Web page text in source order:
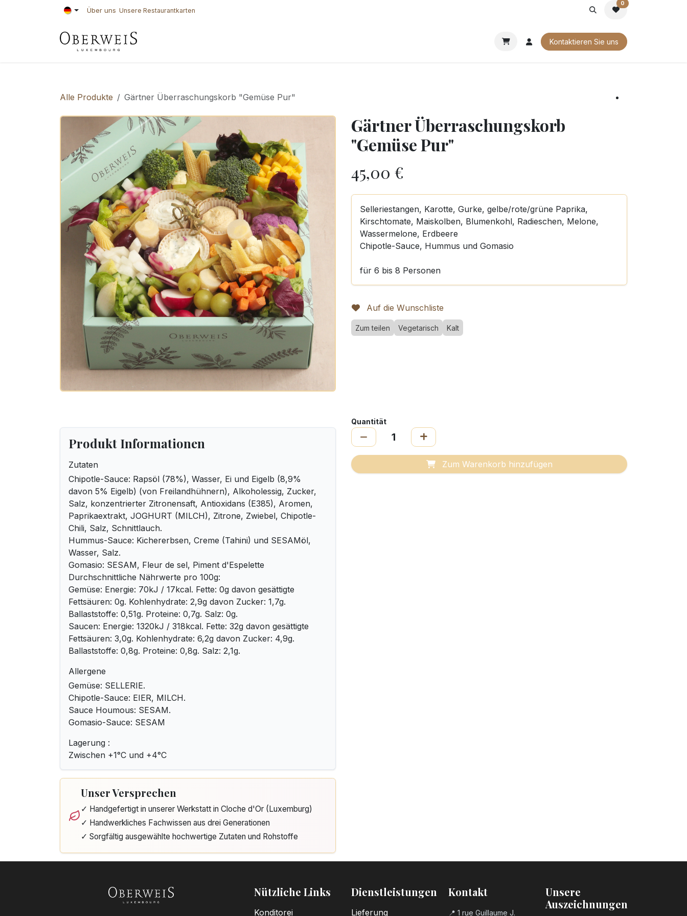
Zum Inhalt springen Über uns Unsere Restaurantkarten
0
FIRMENGESCHENKE UNSERE BROSCHÜREN
Kontaktieren Sie uns
Alle Produkte Gärtner Überraschungskorb "Gemüse Pur"
Gärtner Überraschungskorb
"Gemüse Pur"
45,00 €
Selleriestangen, Karotte, Gurke, gelbe/rote/grüne Paprika,
Kirschtomate, Maiskolben, Blumenkohl, Radieschen, Melone,
Wassermelone, Erdbeere
Chipotle-Sauce, Hummus und Gomasio
für 6 bis 8 Personen
Auf die Wunschliste
Zum teilen Vegetarisch Kalt
Produkt Informationen
Zutaten
Chipotle-Sauce: Rapsöl (78%), Wasser, Ei und Eigelb (8,9%
davon 5% Eigelb) (von Freilandhühnern), Alkoholessig, Zucker,
Salz, konzentrierter Zitronensaft, Antioxidans (E385), Aromen,
Paprikaextrakt, JOGHURT (MILCH), Zitrone, Zwiebel, Chipotle-
Chili, Salz, Schnittlauch.
Hummus-Sauce: Kichererbsen, Creme (Tahini) und SESAMöl,
Wasser, Salz.
Gomasio: SESAM, Fleur de sel, Piment d'Espelette
Durchschnittliche Nährwerte pro 100g:
Gemüse: Energie: 70kJ / 17kcal. Fette: 0g davon gesättigte
Fettsäuren: 0g. Kohlenhydrate: 2,9g davon Zucker: 1,7g.
Ballaststoffe: 0,51g. Proteine: 0,7g. Salz: 0g.
Saucen: Energie: 1320kJ / 318kcal. Fette: 32g davon gesättigte
Fettsäuren: 3,0g. Kohlenhydrate: 6,2g davon Zucker: 4,9g.
Ballaststoffe: 0,8g. Proteine: 0,8g. Salz: 2,1g.
Allergene
Gemüse: SELLERIE.
Chipotle-Sauce: EIER, MILCH.
Sauce Houmous: SESAM.
Gomasio-Sauce: SESAM
Lagerung :
Zwischen +1°C und +4°C
Unser Versprechen
✓ Handgefertigt in unserer Werkstatt in Cloche d'Or (Luxemburg)
✓ Handwerkliches Fachwissen aus drei Generationen
✓ Sorgfältig ausgewählte hochwertige Zutaten und Rohstoffe
Quantität
Zum Warenkorb hinzufügen
Nützliche Links
Konditorei
Dienstleistungen
Lieferung
Kontakt
📍 1 rue Guillaume J.
Unsere
Auszeichnungen